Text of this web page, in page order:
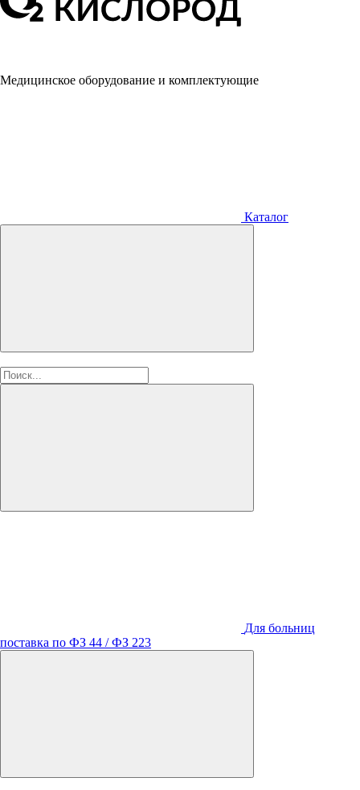
Медицинское оборудование и комплектующие
Каталог
Для больниц
поставка по ФЗ 44 / ФЗ 223